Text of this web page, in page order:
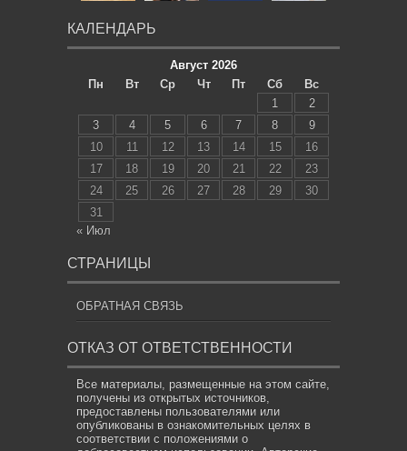
КАЛЕНДАРЬ
Август 2026
Пн
Вт Ср Чт Пт Сб
Вс
1
2
3
4 5 6 7 8
9
10
11 12 13 14 15
16
17
18 19 20 21 22
23
24
25 26 27 28 29
30
31
« Июл
СТРАНИЦЫ
ОБРАТНАЯ СВЯЗЬ
ОТКАЗ ОТ ОТВЕТСТВЕННОСТИ
Все материалы, размещенные на этом сайте,
получены из открытых источников,
предоставлены пользователями или
опубликованы в ознакомительных целях в
соответствии с положениями о